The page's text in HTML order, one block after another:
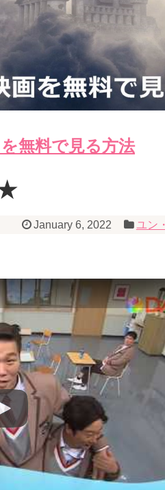
無料で見る方法
★
January 6, 2022 ユン